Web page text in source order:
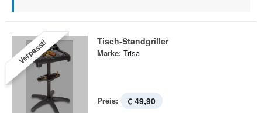
Verpasst! Tisch-Standgriller
Marke: Trisa
Preis: € 49,90